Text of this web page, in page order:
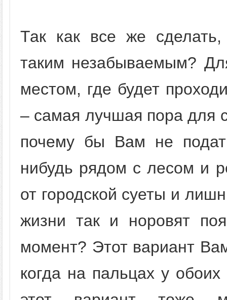
Так как все же
таким незабываемым?
местом, где будет
– самая лучшая пора для
почему бы Вам не
нибудь рядом с лесом и
от городской суеты и
жизни так и норовят
момент? Этот вариант
когда на пальцах у